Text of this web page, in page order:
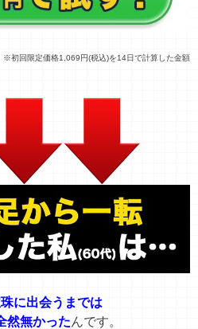
※初回限定価格1,069円(税込)を14日で計算した金額
に出会うまでは
然無かったんです。